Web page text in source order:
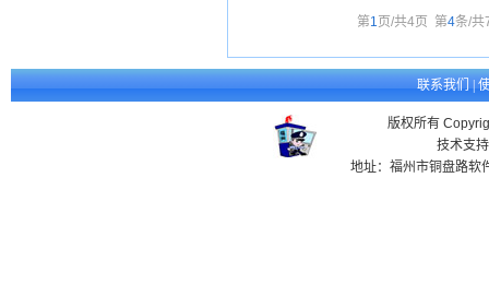
第1 页/共4页 第4条/共
联系我们|
版权所有
技术支
地址：福州市铜盘路软